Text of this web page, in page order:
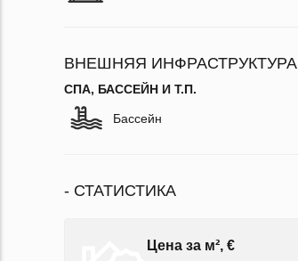
ВНЕШНЯЯ ИНФРАСТРУКТУРА
СПА, БАССЕЙН И Т.П.
Бассейн
- СТАТИСТИКА
Цена за м², €